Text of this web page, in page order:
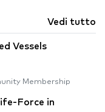
Vedi tutto
Vessels
Membership
Force in